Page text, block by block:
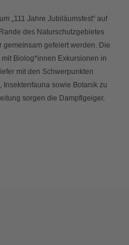
„111 Jahre Jubiläumsfest“ auf
des Naturschutzgebietes
gemeinsam gefeiert werden. Die
Biolog*innen Exkursionen in
mit den Schwerpunkten
sowie Botanik zu
sorgen die Dampflgeiger.